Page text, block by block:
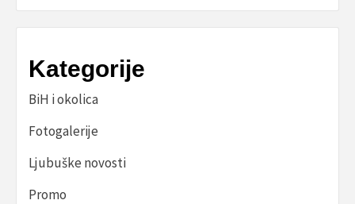
Kategorije
BiH i okolica
Fotogalerije
Ljubuške novosti
Promo